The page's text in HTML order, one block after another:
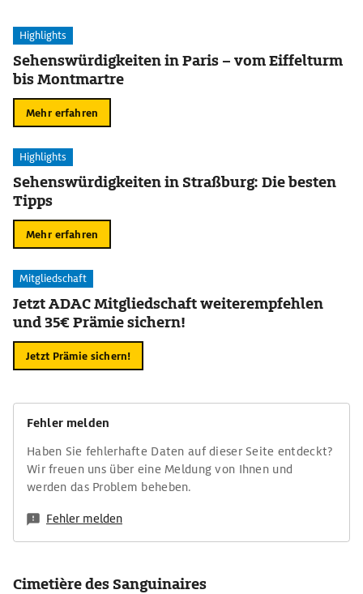
Highlights
Sehenswürdigkeiten in Paris – vom Eiffelturm
bis Montmartre
Mehr erfahren
Highlights
Sehenswürdigkeiten in Straßburg: Die besten
Tipps
Mehr erfahren
Mitgliedschaft
Jetzt ADAC Mitgliedschaft weiterempfehlen
und 35€ Prämie sichern!
Jetzt Prämie sichern!
Fehler melden
Haben Sie fehlerhafte Daten auf dieser Seite entdeckt?
Wir freuen uns über eine Meldung von Ihnen und
werden das Problem beheben.
Fehler melden
Cimetière des Sanguinaires